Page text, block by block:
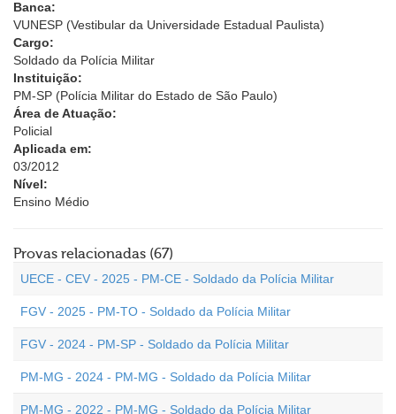
Banca:
VUNESP (Vestibular da Universidade Estadual Paulista)
Cargo:
Soldado da Polícia Militar
Instituição:
PM-SP (Polícia Militar do Estado de São Paulo)
Área de Atuação:
Policial
Aplicada em:
03/2012
Nível:
Ensino Médio
Provas relacionadas (67)
UECE - CEV - 2025 - PM-CE - Soldado da Polícia Militar
FGV - 2025 - PM-TO - Soldado da Polícia Militar
FGV - 2024 - PM-SP - Soldado da Polícia Militar
PM-MG - 2024 - PM-MG - Soldado da Polícia Militar
PM-MG - 2022 - PM-MG - Soldado da Polícia Militar